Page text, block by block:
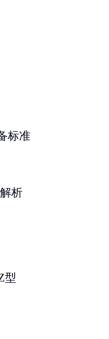
标准
析
型